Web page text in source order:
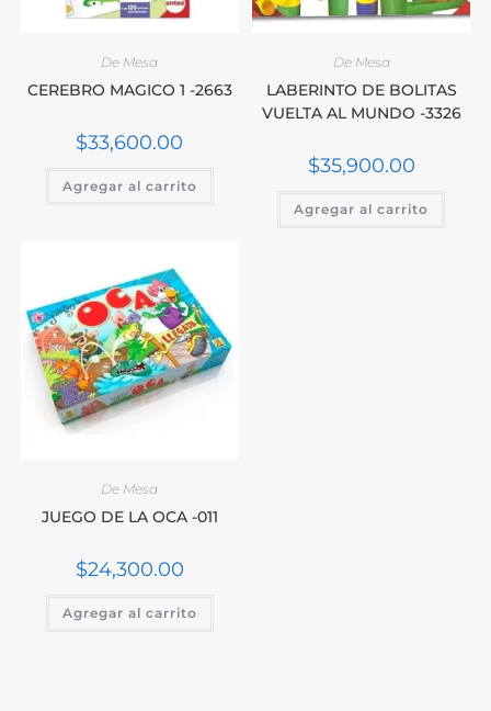
De Mesa
CEREBRO MAGICO 1 -2663
$33,600.00
Agregar al carrito
De Mesa
LABERINTO DE BOLITAS
VUELTA AL MUNDO -3326
$35,900.00
Agregar al carrito
De Mesa
JUEGO DE LA OCA -011
$24,300.00
Agregar al carrito